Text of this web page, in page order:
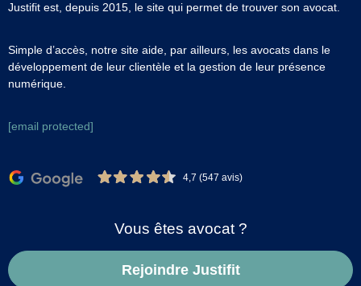
Justifit est, depuis 2015, le site qui permet de trouver son avocat.
Simple d’accès, notre site aide, par ailleurs, les avocats dans le
développement de leur clientèle et la gestion de leur présence
numérique.
[email protected]
4,7 (547 avis)
Vous êtes avocat ?
Rejoindre Justifit